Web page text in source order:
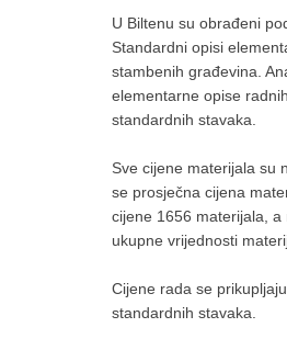
U Biltenu su obrađeni
Standardni opisi
stambenih građevina.
elementarne opise
standardnih stavaka.
Sve cijene materijala su
se prosječna cijena
cijene 1656 materijala,
ukupne vrijednosti
Cijene rada se
standardnih stavaka.